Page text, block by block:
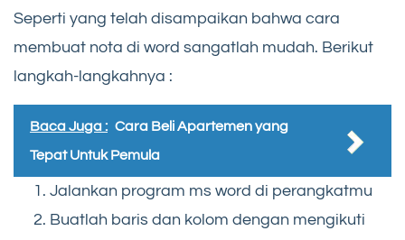
Seperti yang telah disampaikan bahwa cara
membuat nota di word sangatlah mudah. Berikut
langkah-langkahnya :
Baca Juga : Cara Beli Apartemen yang
Tepat Untuk Pemula
Jalankan program ms word di perangkatmu
Buatlah baris dan kolom dengan mengikuti